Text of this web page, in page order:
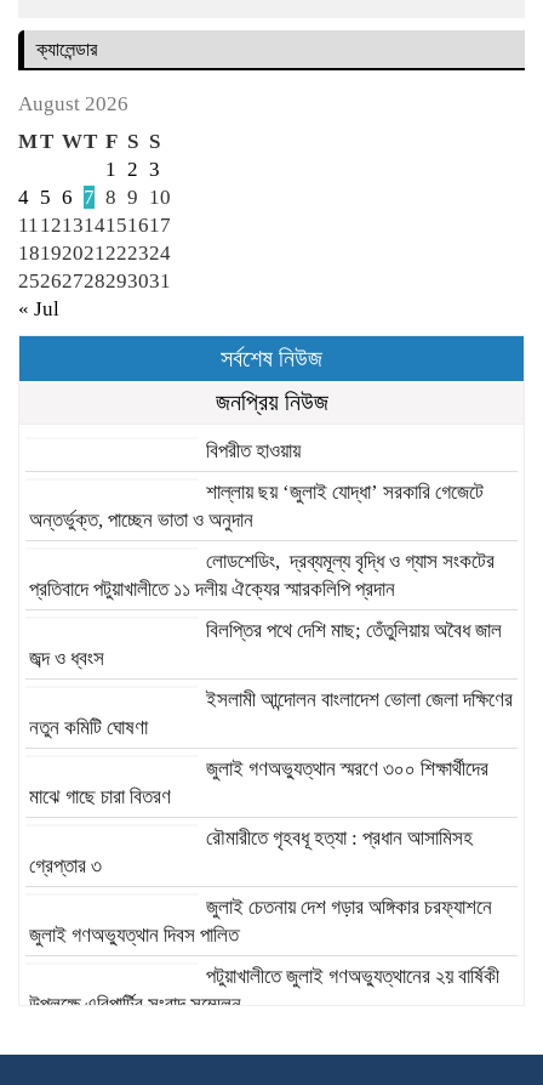
ক্যালেন্ডার
August 2026
MT WT F S S
1 2 3
4 5 6 7 8 9 10
11121314151617
18192021222324
25262728293031
« Jul
সর্বশেষ নিউজ
জনপ্রিয় নিউজ
বিপরীত হাওয়ায়
শাল্লায় ছয় ‘জুলাই যোদ্ধা’ সরকারি গেজেটে
অন্তর্ভুক্ত, পাচ্ছেন ভাতা ও অনুদান
লোডশেডিং, দ্রব্যমূল্য বৃদ্ধি ও গ্যাস সংকটের
প্রতিবাদে পটুয়াখালীতে ১১ দলীয় ঐক্যের স্মারকলিপি প্রদান
বিলপ্তির পথে দেশি মাছ; তেঁতুলিয়ায় অবৈধ জাল
জব্দ ও ধ্বংস
ইসলামী আন্দোলন বাংলাদেশ ভোলা জেলা দক্ষিণের
নতুন কমিটি ঘোষণা
জুলাই গণঅভ্যুত্থান স্মরণে ৩০০ শিক্ষার্থীদের
মাঝে গাছে চারা বিতরণ
রৌমারীতে গৃহবধূ হত্যা : প্রধান আসামিসহ
গ্রেপ্তার ৩
জুলাই চেতনায় দেশ গড়ার অঙ্গিকার চরফ্যাশনে
জুলাই গণঅভ্যুত্থান দিবস পালিত
পটুয়াখালীতে জুলাই গণঅভ্যুত্থানের ২য় বার্ষিকী
উপলক্ষে এবিপার্টির সংবাদ সম্মেলন